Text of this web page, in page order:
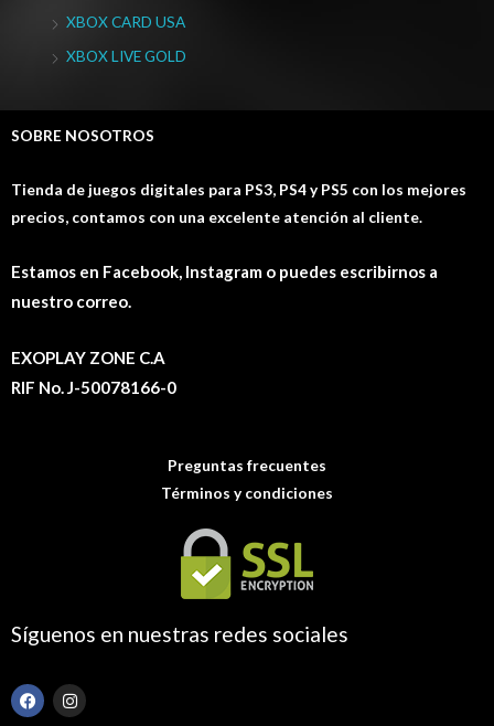
XBOX CARD USA
XBOX LIVE GOLD
SOBRE NOSOTROS
Tienda de juegos digitales para PS3, PS4 y PS5 con los mejores
precios, contamos con una excelente atención al cliente.
Estamos en Facebook, Instagram o puedes escribirnos a
nuestro correo.
EXOPLAY ZONE C.A
RIF No. J-50078166-0
Preguntas frecuentes
Términos y condiciones
Síguenos en nuestras redes sociales
F
a
I
n